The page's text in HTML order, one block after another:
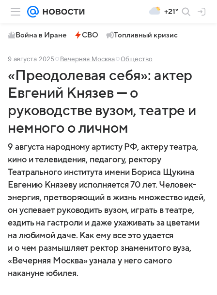
+21°
Война в Иране СВО Топливный кризис
9 августа 2025 Вечерняя Москва Общество
«Преодолевая себя»: актер
Евгений Князев — о
руководстве вузом, театре и
немного о личном
9 августа народному артисту РФ, актеру театра,
кино и телевидения, педагогу, ректору
Театрального института имени Бориса Щукина
Евгению Князеву исполняется 70 лет. Человек-
энергия, претворяющий в жизнь множество идей,
он успевает руководить вузом, играть в театре,
ездить на гастроли и даже ухаживать за цветами
на любимой даче. Как ему все это удается
и о чем размышляет ректор знаменитого вуза,
«Вечерняя Москва» узнала у него самого
накануне юбилея.